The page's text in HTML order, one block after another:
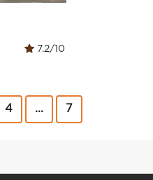
7.2/10
4 ... 7